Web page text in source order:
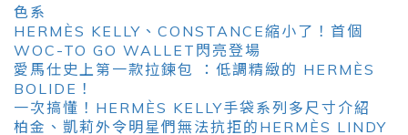
色系
HERMÈS KELLY、CONSTANCE縮小了！首個
WOC-TO GO WALLET閃亮登場
愛馬仕史上第一款拉鍊包 ：低調精緻的 HERMÈS
BOLIDE！
一次搞懂！HERMÈS KELLY手袋系列多尺寸介紹
柏金、凱莉外令明星們無法抗拒的HERMÈS LINDY